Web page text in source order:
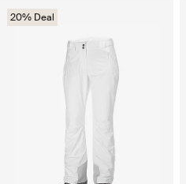
20% Deal